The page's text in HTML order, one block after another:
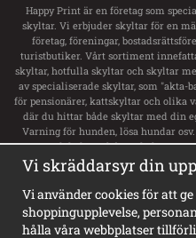
Happy Print är en företag som
skyltar. Vi erbjuder skyltar för en
företag, föreningar,
turistbutiker. Vårt sortiment
skyltar, hotfulla skyltar och skyltar
av specialiserade skyltar, som
för pensionärer, kattskyltar och olika
där du hittar både skyltar med din
Varning för hunden, lösa hundar
transportdekaler och boxsskyltar
svensk flagga. Vi har ett stort utbud
privat väg och privat gård. För
inklusive vägvisningsskyltar,
skyltar och olika typer av
Sveriges största sortiment av
Vi skräddarsyr din
Vi använder cookies för att
shoppingupplevelse,
hålla våra webbplatser